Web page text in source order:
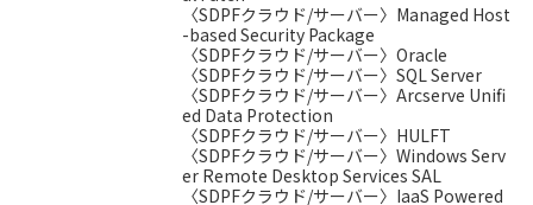
〈SDPFクラウド/サーバー〉Managed Host
-based Security Package
〈SDPFクラウド/サーバー〉Oracle
〈SDPFクラウド/サーバー〉SQL Server
〈SDPFクラウド/サーバー〉Arcserve Unifi
ed Data Protection
〈SDPFクラウド/サーバー〉HULFT
〈SDPFクラウド/サーバー〉Windows Serv
er Remote Desktop Services SAL
〈SDPFクラウド/サーバー〉IaaS Powered